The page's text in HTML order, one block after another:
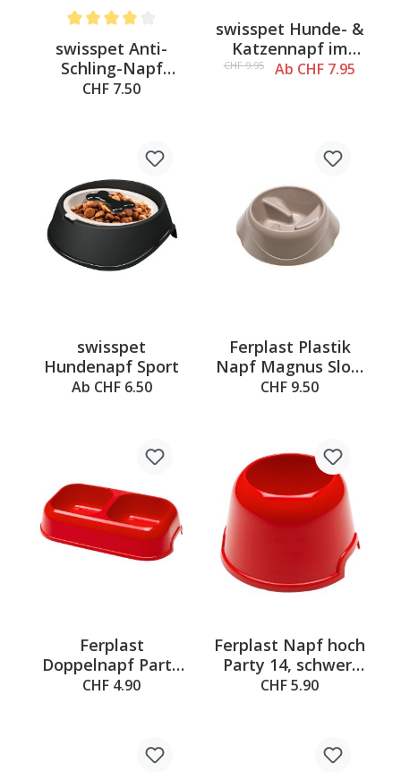
Average rating of 4 out of 5 stars
swisspet Anti-
Schling-Napf
Looper, 400ml
CHF 7.50
swisspet Hunde- &
Katzennapf im
Silikonbecken,
CHF 9.95 Ab CHF 7.95
swisspet
Hundenapf Sport
Ab CHF 6.50
Ferplast Plastik
Napf Magnus Slow
- grau – S
CHF 9.50
Ferplast
Doppelnapf Party
16, rot
CHF 4.90
Ferplast Napf hoch
Party 14, schwer,
rot
CHF 5.90